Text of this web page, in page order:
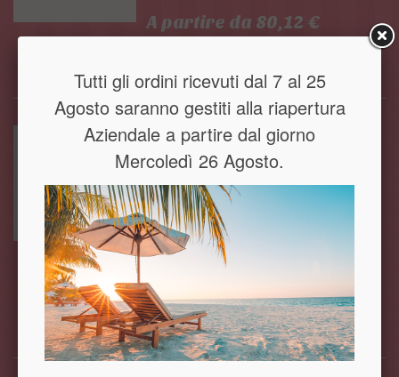
A partire da 80,12 €
Non disponibile
Cilindri impilabili plissettati
in polistirolo per allestimenti
scenografici.
A partire da 83,89 €
VEDI
Tutti gli ordini ricevuti dal 7 al 25
Agosto saranno gestiti alla riapertura
Aziendale a partire dal giorno
Mercoledì 26 Agosto.